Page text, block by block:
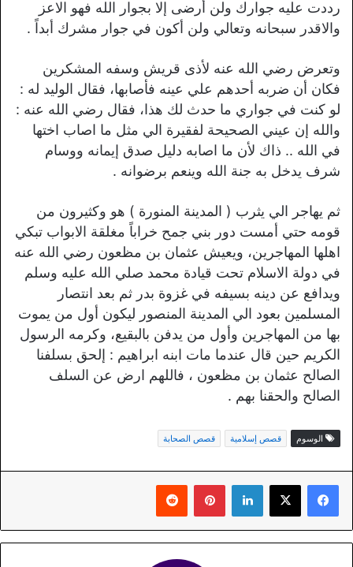
رددت عليه جوارك ولن أرضى إلا بجوار الله فهو الاعز
والاقدر سبحانه وتعالي ولن أكون في جوار مشرك أبداً .
وتعرض رضي الله عنه لأذى قريش وسفه المشكرين
فكان أن ضربه أحدهم علي عينه فأصابها، فقال الوليد له :
لو كنت في جواري ما حدث لك هذا، فقال رضي الله عنه :
والله إن عيني الصحيحة لفقيرة الي مثل ما اصاب اختها
في الله .. ذاك لأن ما اصابه دليل صدق إيمانه ووسام
شرف يدخل به جنة الله وينعم برضوانه .
ثم يهاجر الي يثرب ( المدينة المنورة ) هو وكثيرون من
قومه حتي أمست دور بني جمح خراباً مغلقة الابواب تبكي
اهلها المهاجرين، ويعيش عثمان بن مظعون رضي الله عنه
في دولة الاسلام تحت قيادة محمد صلي الله عليه وسلم
ويدافع عن دينه بسيفه في غزوة بدر ثم بعد انتصار
المسلمين بعود الي المدينة المنصور ليكون أول من يموت
بها من المهاجرين وأول من يدفن بالبقيع، وكرمه الرسول
الكريم حين قال عندما مات ابنه ابراهيم : إلحق بسلفنا
الصالح عثمان بن مظعون ، فاللهم ارض عن السلف
الصالح والحقنا بهم .
الوسوم قصص إسلامية قصص الصحابة
لينكدإن بينتيريست